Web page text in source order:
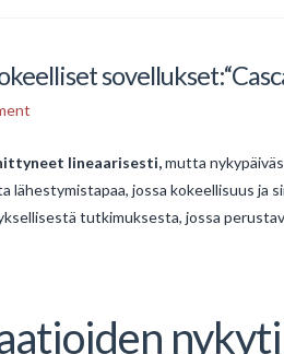
lineaarisesti,mutta
lähestymistapaa, jossa kokeellisuus
tutkimuksesta, jossa